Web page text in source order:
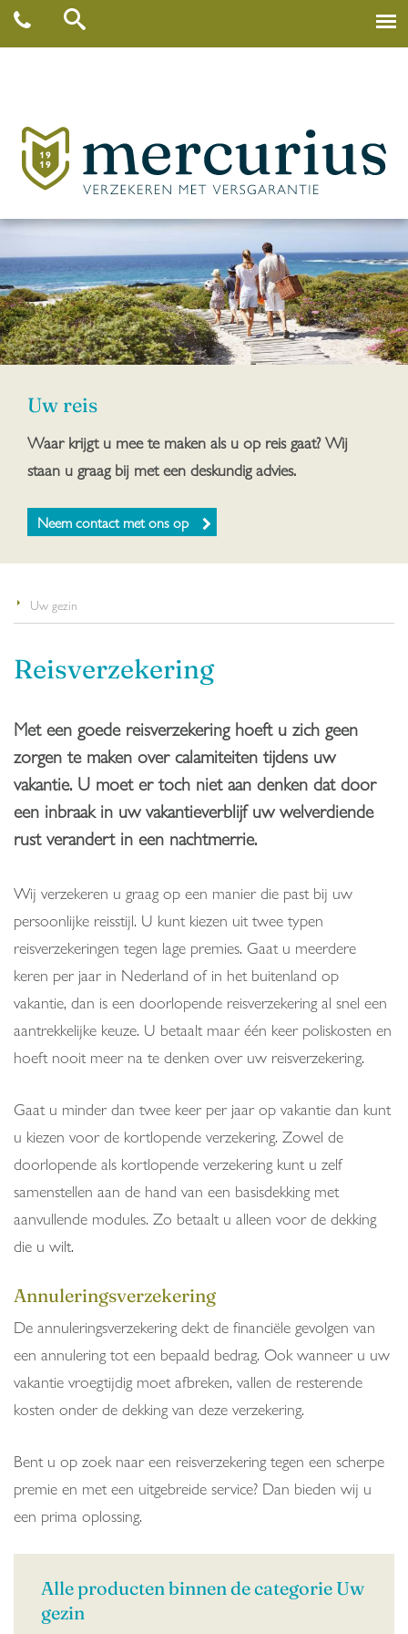
Uw reis
Waar krijgt u mee te maken als u op reis gaat? Wij
staan u graag bij met een deskundig advies.
Neem contact met ons op
Uw gezin
Reisverzekering
Met een goede reisverzekering hoeft u zich geen
zorgen te maken over calamiteiten tijdens uw
vakantie. U moet er toch niet aan denken dat door
een inbraak in uw vakantieverblijf uw welverdiende
rust verandert in een nachtmerrie.
Wij verzekeren u graag op een manier die past bij uw
persoonlijke reisstijl. U kunt kiezen uit twee typen
reisverzekeringen tegen lage premies. Gaat u meerdere
keren per jaar in Nederland of in het buitenland op
vakantie, dan is een doorlopende reisverzekering al snel een
aantrekkelijke keuze. U betaalt maar één keer poliskosten en
hoeft nooit meer na te denken over uw reisverzekering.
Gaat u minder dan twee keer per jaar op vakantie dan kunt
u kiezen voor de kortlopende verzekering. Zowel de
doorlopende als kortlopende verzekering kunt u zelf
samenstellen aan de hand van een basisdekking met
aanvullende modules. Zo betaalt u alleen voor de dekking
die u wilt.
Annuleringsverzekering
De annuleringsverzekering dekt de financiële gevolgen van
een annulering tot een bepaald bedrag. Ook wanneer u uw
vakantie vroegtijdig moet afbreken, vallen de resterende
kosten onder de dekking van deze verzekering.
Bent u op zoek naar een reisverzekering tegen een scherpe
premie en met een uitgebreide service? Dan bieden wij u
een prima oplossing.
Alle producten binnen de categorie Uw
gezin